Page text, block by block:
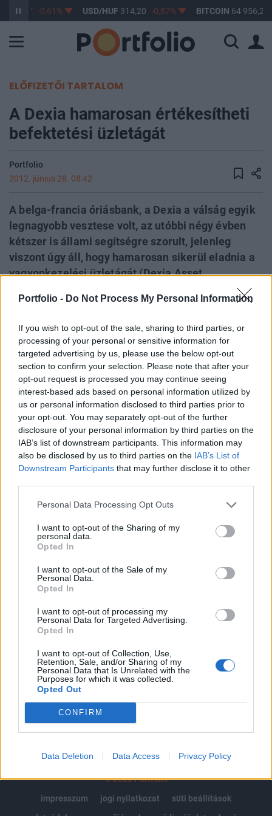
Portfolio - Do Not Process My Personal Information
If you wish to opt-out of the sale, sharing to third parties, or
processing of your personal or sensitive information for
targeted advertising by us, please use the below opt-out
section to confirm your selection. Please note that after your
opt-out request is processed you may continue seeing
interest-based ads based on personal information utilized by
us or personal information disclosed to third parties prior to
your opt-out. You may separately opt-out of the further
disclosure of your personal information by third parties on the
IAB’s list of downstream participants. This information may
also be disclosed by us to third parties on the IAB’s List of
Downstream Participants that may further disclose it to other
Personal Data Processing Opt Outs
I want to opt-out of the Sharing of my
personal data.
Opted In
I want to opt-out of the Sale of my
Personal Data.
Opted In
I want to opt-out of processing my
Personal Data for Targeted Advertising.
Opted In
I want to opt-out of Collection, Use,
Retention, Sale, and/or Sharing of my
Personal Data that Is Unrelated with the
Purposes for which it was collected.
Opted Out
CONFIRM
Data Deletion Data Access Privacy Policy
363,17 -0,61% USD/HUF 314,20 -0,87% BITCOIN 64 956,25
ELŐFIZETŐI TARTALOM
A Dexia hamarosan értékesítheti
befektetési üzletágát
Portfolio
2012. június 28. 08:42
A belga-francia óriásbank, a Dexia a válság egyik
legnagyobb vesztese volt, az utóbbi négy évben
kétszer is állami segítségre szorult, jelenleg
viszont úgy áll, hogy hamarosan sikerül eladnia a
vagyonkezelési üzletágát (Dexia Asset
értesülései szerint az utolsó körbe érkeztek a
közülük kerülhet ki a végső győztes.
A cég szerdán azt közölte, hogy három nagy nemzetközi
befektetővel tárgyalnak, a DAM értékesítésére pedig
heteken belül sor kerülhet. Annyit lehet tudni a tranzakció
részleteiről, hogy mind a három érdeklődő Európán kívüli,
azonban a vételárat és egyéb részleteket nem sikerült
megtudni. A DAM ügyfélbázisa diverzifikált,
összességében 25 országból kerülnek ki...
KEDVES OLVASÓNK!
A keresett cikk a portfolio.hu hírarchívumához
tartozik, melynek olvasása előfizetéses
regisztrációhoz kötött.
Az előfizetés a következőket tartalmazza:
Portfolio.hu teljes cikkarchívum
Kötéslisták: BÉT elmúlt 2 év napon belüli
kötéslistái
MÁR ELŐFIZETŐNK VAGY?BEJELENTKEZÉS
© 2026 Portfolio
impresszum
jogi nyilatkozat
süti beállítások